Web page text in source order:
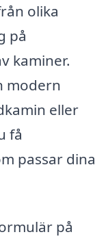
olika
på
kaminer.
modern
eller
få
passar dina
på